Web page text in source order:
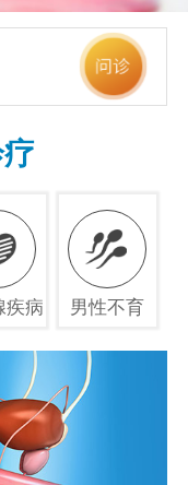
疾病 男性不育